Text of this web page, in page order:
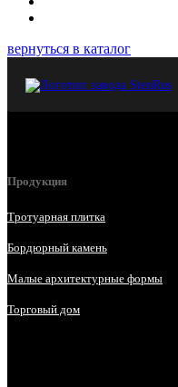
вернуться в каталог
Продукция
Тротуарная плитка
Бордюрный камень
Малые архитектурные формы
Торговый дом